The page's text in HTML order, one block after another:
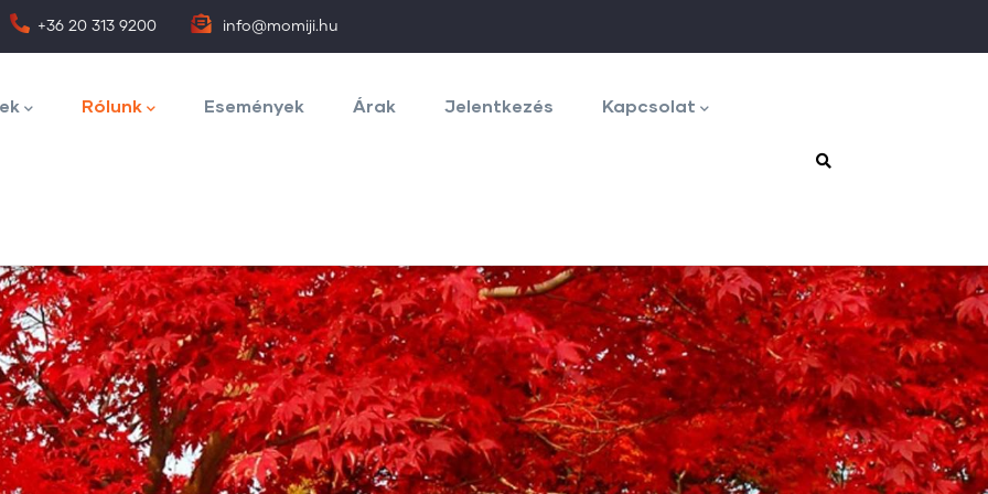
+36 20 313 9200 info@momiji.hu
Rólunk Események Árak Jelentkezés Kapcsolat